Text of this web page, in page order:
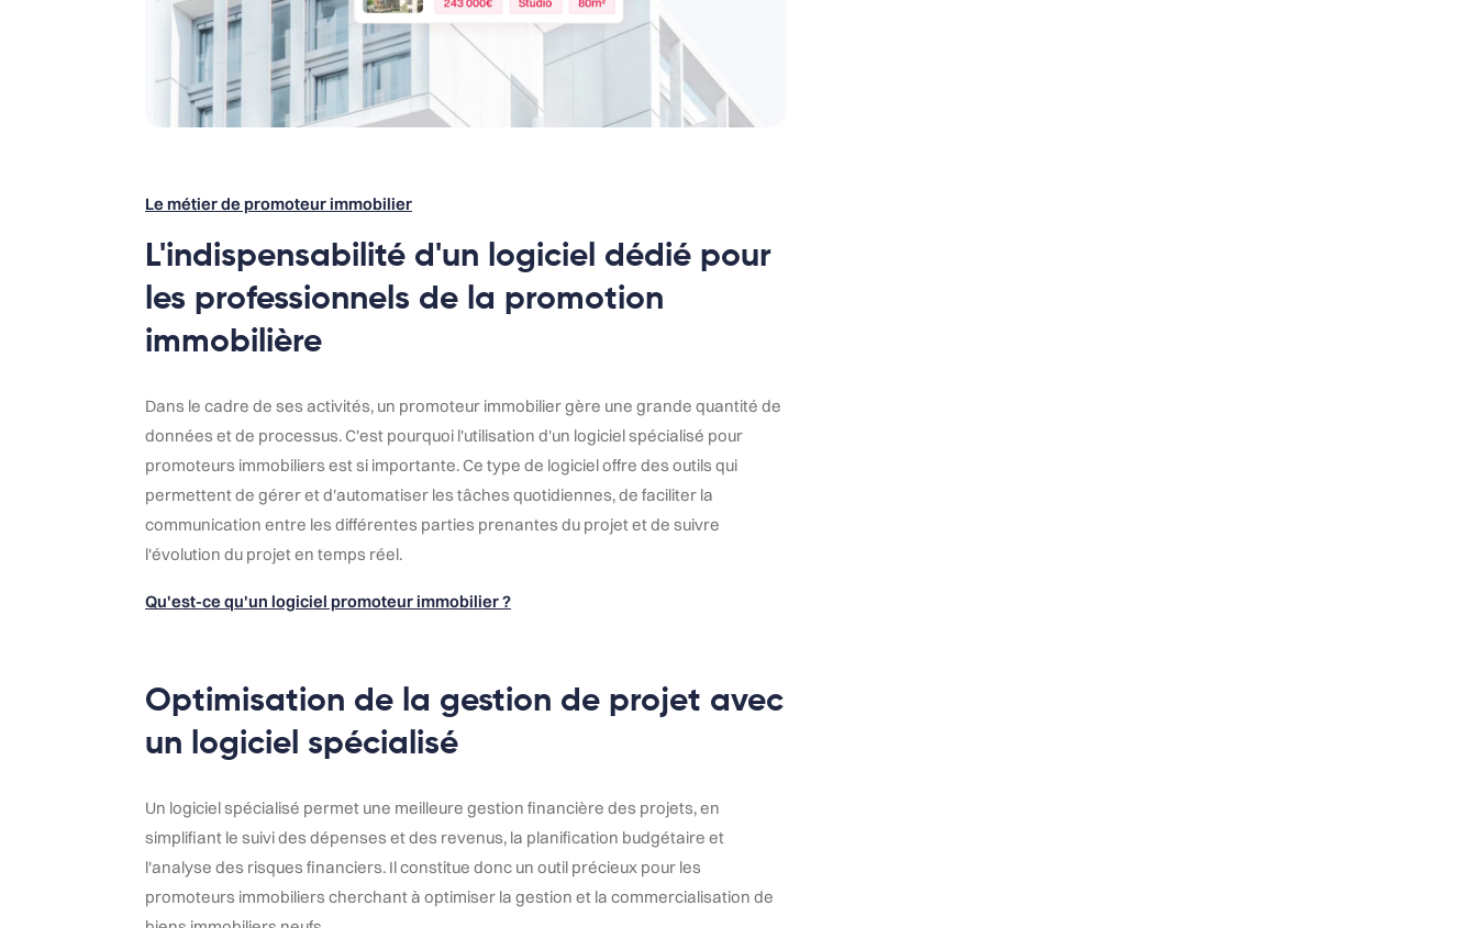
Le métier de promoteur immobilier
L'indispensabilité d'un logiciel dédié pour
les professionnels de la promotion
immobilière
Dans le cadre de ses activités, un promoteur immobilier gère une grande quantité de
données et de processus. C'est pourquoi l'utilisation d'un logiciel spécialisé pour
promoteurs immobiliers est si importante. Ce type de logiciel offre des outils qui
permettent de gérer et d'automatiser les tâches quotidiennes, de faciliter la
communication entre les différentes parties prenantes du projet et de suivre
l'évolution du projet en temps réel.
Qu'est-ce qu'un logiciel promoteur immobilier ?
Optimisation de la gestion de projet avec
un logiciel spécialisé
Un logiciel spécialisé permet une meilleure gestion financière des projets, en
simplifiant le suivi des dépenses et des revenus, la planification budgétaire et
l'analyse des risques financiers. Il constitue donc un outil précieux pour les
promoteurs immobiliers cherchant à optimiser la gestion et la commercialisation de